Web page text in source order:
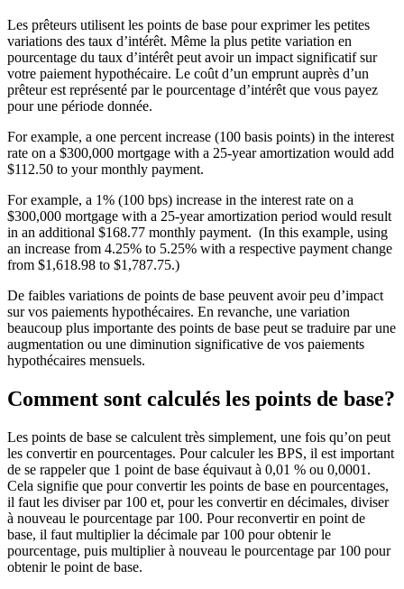
Les prêteurs utilisent les points de base pour exprimer les petites
variations des taux d’intérêt. Même la plus petite variation en
pourcentage du taux d’intérêt peut avoir un impact significatif sur
votre paiement hypothécaire. Le coût d’un emprunt auprès d’un
prêteur est représenté par le pourcentage d’intérêt que vous payez
pour une période donnée.
For example, a one percent increase (100 basis points) in the interest
rate on a $300,000 mortgage with a 25-year amortization would add
$112.50 to your monthly payment.
For example, a 1% (100 bps) increase in the interest rate on a
$300,000 mortgage with a 25-year amortization period would result
in an additional $168.77 monthly payment. (In this example, using
an increase from 4.25% to 5.25% with a respective payment change
from $1,618.98 to $1,787.75.)
De faibles variations de points de base peuvent avoir peu d’impact
sur vos paiements hypothécaires. En revanche, une variation
beaucoup plus importante des points de base peut se traduire par une
augmentation ou une diminution significative de vos paiements
hypothécaires mensuels.
Comment sont calculés les points de base?
Les points de base se calculent très simplement, une fois qu’on peut
les convertir en pourcentages. Pour calculer les BPS, il est important
de se rappeler que 1 point de base équivaut à 0,01 % ou 0,0001.
Cela signifie que pour convertir les points de base en pourcentages,
il faut les diviser par 100 et, pour les convertir en décimales, diviser
à nouveau le pourcentage par 100. Pour reconvertir en point de
base, il faut multiplier la décimale par 100 pour obtenir le
pourcentage, puis multiplier à nouveau le pourcentage par 100 pour
obtenir le point de base.